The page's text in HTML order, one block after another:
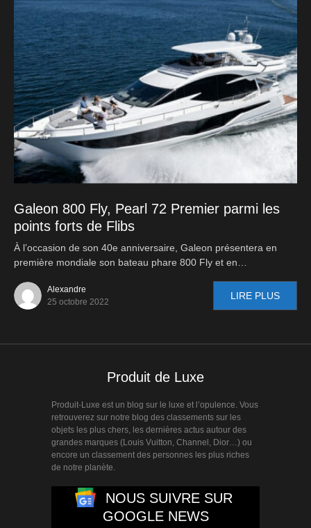
Galeon 800 Fly, Pearl 72 Premier parmi les
points forts de Flibs
À l’occasion de son 40e anniversaire, Galeon présentera en
première mondiale son bateau phare 800 Fly et en…
Alexandre
25 octobre 2022
LIRE PLUS
Produit de Luxe
Produit-Luxe est un blog sur le luxe et l’opulence. Vous
retrouverez sur notre blog des classements sur les
objets les plus chers, les dernières actus autour des
grandes marques (Louis Vuitton, Channel, Dior…) ou
encore un classement des personnes les plus riches
de notre planète.
NOUS SUIVRE SUR
GOOGLE NEWS